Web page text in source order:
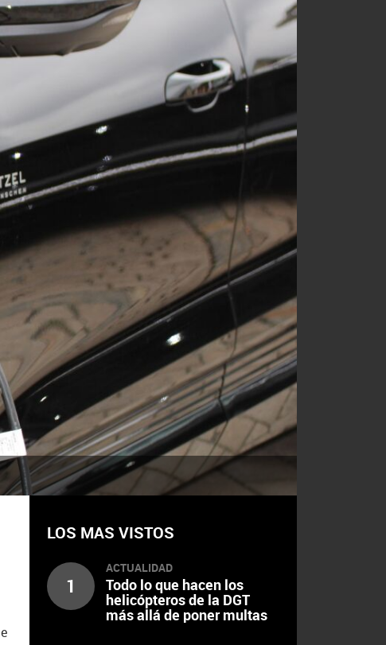
LOS MAS VISTOS
1
ACTUALIDAD
Todo lo que hacen los
helicópteros de la DGT
más allá de poner multas